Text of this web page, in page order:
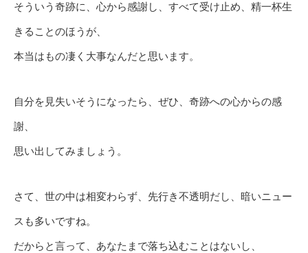
そういう奇跡に、心から感謝し、すべて受け止め、精一杯生
きることのほうが、
本当はもの凄く大事なんだと思います。
自分を見失いそうになったら、ぜひ、奇跡への心からの感
謝、
思い出してみましょう。
さて、世の中は相変わらず、先行き不透明だし、暗いニュー
スも多いですね。
だからと言って、あなたまで落ち込むことはないし、